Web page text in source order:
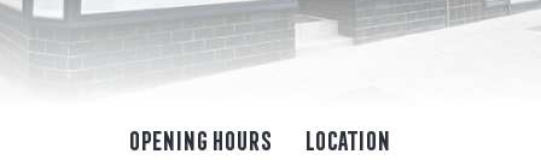
OPEN­ING HOURS
LO­CA­TION